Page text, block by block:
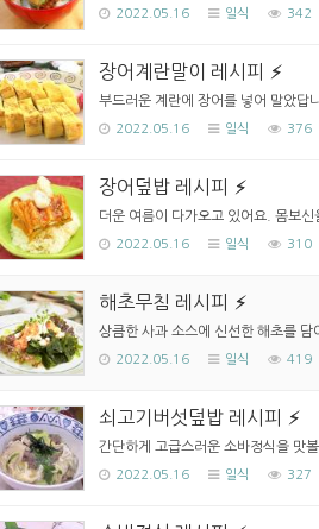
2022.05.16 일식 342
장어계란말이 레시피
부드러운 계란에 장어를 넣어 말았답
2022.05.16 일식 376
장어덮밥 레시피
더운 여름이 다가오고 있어요. 몸보
2022.05.16 일식 310
해초무침 레시피
상큼한 사과 소스에 신선한 해초를 담
2022.05.16 일식 419
쇠고기버섯덮밥 레시피
간단하게 고급스러운 소바정식을 맛
2022.05.16 일식 327